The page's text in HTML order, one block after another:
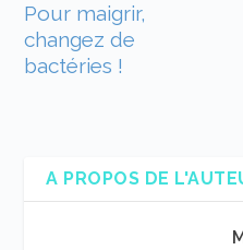
Pour maigrir,
changez de
bactéries !
A PROPOS DE